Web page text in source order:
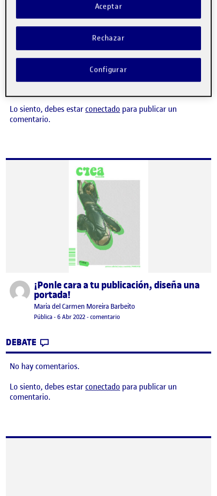
PEC 3. ¡PONLE CARA A TU PUBLICACIÓN,
DISEÑA UNA PORTADA!
Publicado por
Sara Maria Hernandez Calero
Fecha de publicación
comentarioen PEC 3. ¡PONLE CARA A TU
CONTRIBUTION
EN PEC 3. ¡PONLE CARA A TU
Lo siento, debes estarconectado para publicar un
comentario.
Publicado por¡Ponle cara a tu publicación, diseña una
portada!
Publicado por
Maria del Carmen Moreira Barbeito
Visibilidad:
Pública-Fecha de publicación
6 Abr 2022-comentario
DEBATE
No hay comentarios.
Lo siento, debes estarconectado para publicar un
comentario.
Rechazar
Aceptar
Configurar